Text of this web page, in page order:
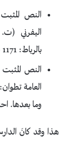
النص
بالرباط: 1171 – (رمز له بـ: ي)؛
النص
وما بعدها. احنانة، 2003:
هذا وقد كانَ